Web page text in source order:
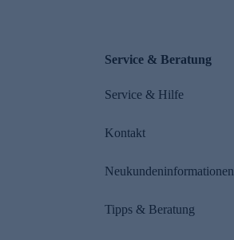
Service & Beratung
Service & Hilfe
Kontakt
Neukundeninformationen
Tipps & Beratung